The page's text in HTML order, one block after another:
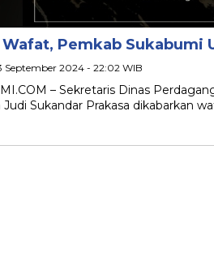
Pemkab Sukabumi
September 2024 - 22:02 WIB
– Sekretaris Dinas
Sukandar Prakasa dikabarkan